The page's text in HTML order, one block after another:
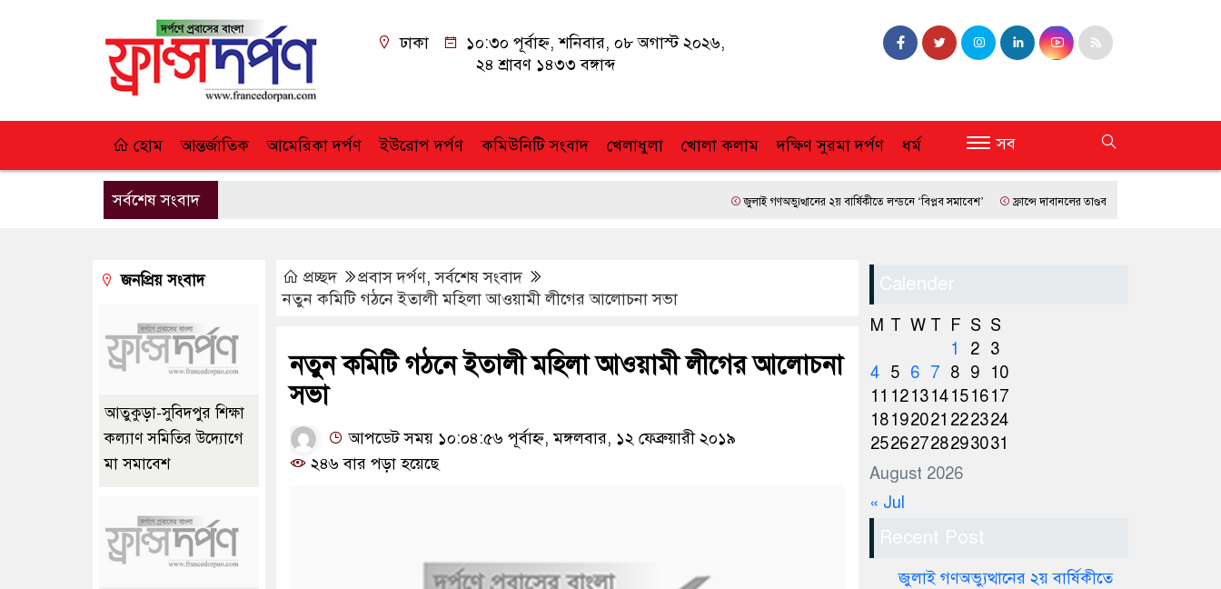
ঢাকা
১০:৩০ পূর্বাহ্ন, শনিবার, ০৮ অগাস্ট ২০২৬,
২৪ শ্রাবণ ১৪৩৩ বঙ্গাব্দ
হোম আন্তর্জাতিক আমেরিকা দর্পণ ইউরোপ দর্পণ কমিউনিটি সংবাদ খেলাধুলা খোলা কলাম দক্ষিণ সুরমা দর্পণ ধর্ম সব
সর্বশেষ সংবাদ জুলাই গণঅভ্যুত্থানের ২য় বার্ষিকীতে লন্ডনে ‘বিপ্লব সমাবেশ’ ফ্রান্সে দাবানলের তাণ্ডব প্রধানমন্ত্রী তারেক রহমান -এম
প্রচ্ছদ প্রবাস দর্পণ,সর্বশেষ সংবাদ
নতুন কমিটি গঠনে ইতালী মহিলা আওয়ামী লীগের আলোচনা সভা
নতুন কমিটি গঠনে ইতালী মহিলা আওয়ামী লীগের আলোচনা
সভা
আপডেট সময় ১০:০৪:৫৬ পূর্বাহ্ন, মঙ্গলবার, ১২ ফেব্রুয়ারী ২০১৯
২৪৬ বার পড়া হয়েছে
জনপ্রিয় সংবাদ
আতুকুড়া-সুবিদপুর শিক্ষা
কল্যাণ সমিতির উদ্যোগে
মা সমাবেশ
Calender
August 2026
M T W T F S S
1
2 3
4 5 6 7 8 9
10
11 121314151617
18192021 222324
25262728293031
« Jul
Recent Post
জুলাই গণঅভ্যুত্থানের ২য় বার্ষিকীতে